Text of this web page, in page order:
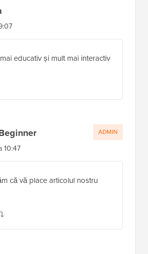
educativ și mult mai interactiv
10:47
că vă place articolul nostru
ADMIN